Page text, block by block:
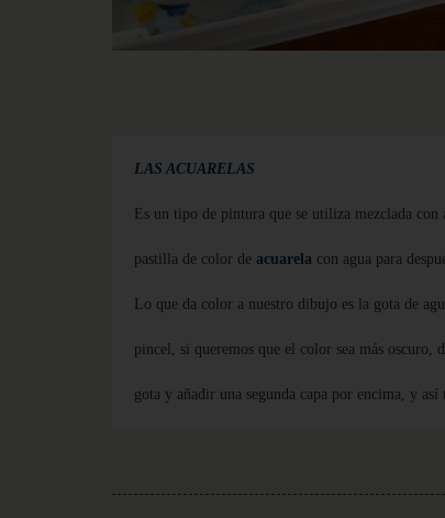
LAS ACUARELAS
Es un tipo de pintura que se utiliza mezclada con
pastilla de color de acuarela con agua para
Lo que da color a nuestro dibujo es la gota de
pincel, si queremos que el color sea más oscuro,
gota y añadir una segunda capa por encima, y así